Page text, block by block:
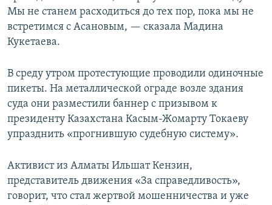
Мы не станем расходиться до тех пор, пока мы не
встретимся с Асановым, — сказала Мадина
Кукетаева.
В среду утром протестующие проводили одиночные
пикеты. На металлической ограде возле здания
суда они разместили баннер с призывом к
президенту Казахстана Касым-Жомарту Токаеву
упразднить «прогнившую судебную систему».
Активист из Алматы Ильшат Кензин,
представитель движения «За справедливость»,
говорит, что стал жертвой мошенничества и уже